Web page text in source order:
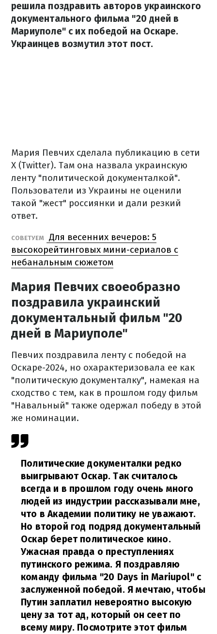
решила поздравить авторов украинского
документального фильма "20 дней в
Мариуполе" с их победой на Оскаре.
Украинцев возмутил этот пост.
Мария Певчих сделала публикацию в сети
X (Twitter). Там она назвала украинскую
ленту "политической документалкой".
Пользователи из Украины не оценили
такой "жест" россиянки и дали резкий
ответ.
СОВЕТУЕМ
Для весенних вечеров: 5
высокорейтинговых мини-сериалов с
небанальным сюжетом
Мария Певчих своеобразно
поздравила украинский
документальный фильм "20
дней в Мариуполе"
Певчих поздравила ленту с победой на
Оскаре-2024, но охарактеризовала ее как
"политическую документалку", намекая на
сходство с тем, как в прошлом году фильм
"Навальный" также одержал победу в этой
же номинации.
Политические документалки редко
выигрывают Оскар. Так считалось
всегда и в прошлом году очень много
людей из индустрии рассказывали мне,
что в Академии политику не уважают.
Но второй год подряд документальный
Оскар берет политическое кино.
Ужасная правда о преступлениях
путинского режима. Я поздравляю
команду фильма "20 Days in Mariupol" с
заслуженной победой. Я мечтаю, чтобы
Путин заплатил невероятно высокую
цену за тот ад, который он сеет по
всему миру. Посмотрите этот фильм